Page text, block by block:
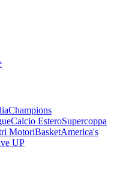
Champions
Calcio EsteroSupercoppa
MotoriBasketAmerica's
UP